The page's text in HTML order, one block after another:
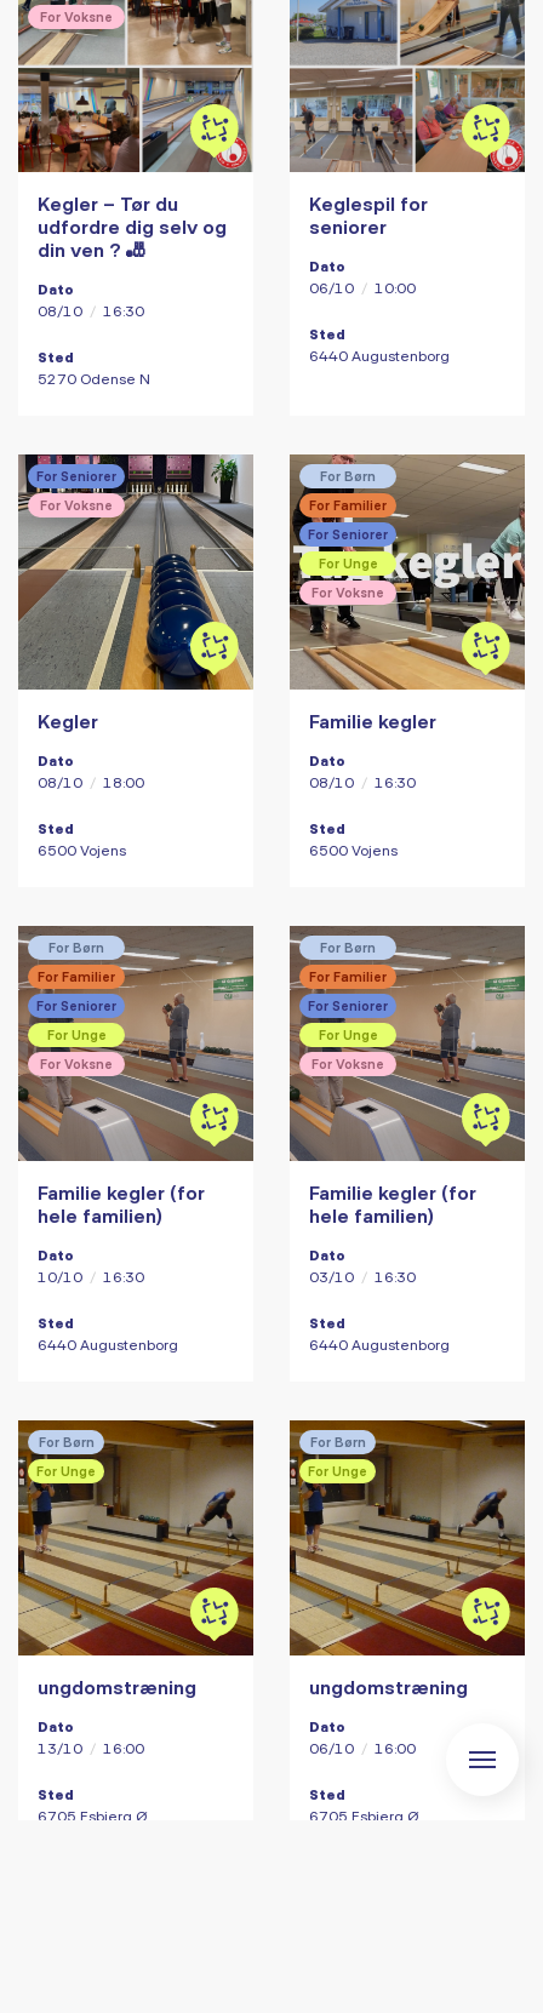
For Voksne
Kegler – Tør du
udfordre dig selv og
din ven ? 🎳
Dato
08/10 / 16:30
Sted
5270 Odense N
Keglespil for
seniorer
Dato
06/10 / 10:00
Sted
6440 Augustenborg
For Seniorer
For Voksne
Kegler
Dato
08/10 / 18:00
Sted
6500 Vojens
For Børn
For Familier
For Seniorer
For Unge
For Voksne
Familie kegler
Dato
08/10 / 16:30
Sted
6500 Vojens
For Børn
For Familier
For Seniorer
For Unge
For Voksne
Familie kegler (for
hele familien)
Dato
10/10 / 16:30
Sted
6440 Augustenborg
For Børn
For Familier
For Seniorer
For Unge
For Voksne
Familie kegler (for
hele familien)
Dato
03/10 / 16:30
Sted
6440 Augustenborg
For Børn
For Unge
ungdomstræning
Dato
13/10 / 16:00
Sted
6705 Esbjerg Ø
For Børn
For Unge
ungdomstræning
Dato
06/10 / 16:00
Sted
6705 Esbjerg Ø